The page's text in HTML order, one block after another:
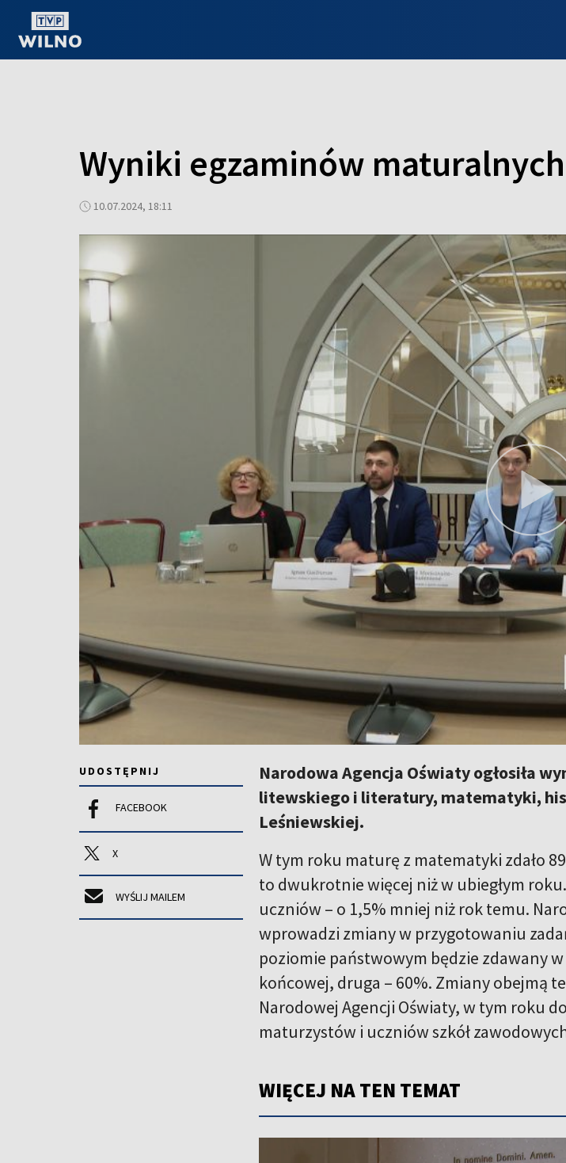
Wyniki egzaminów maturalnych
10.07.2024, 18:11
UDOSTĘPNIJ
FACEBOOK
X
WYŚLIJ MAILEM
Narodowa Agencja Oświaty ogłosiła
litewskiego i literatury, matematyki,
Leśniewskiej.
W tym roku maturę z matematyki zdało
to dwukrotnie więcej niż w ubiegłym
uczniów – o 1,5% mniej niż rok temu.
wprowadzi zmiany w przygotowaniu
poziomie państwowym będzie zdawany
końcowej, druga – 60%. Zmiany obejmą
Narodowej Agencji Oświaty, w tym roku
maturzystów i uczniów szkół
WIĘCEJ NA TEN TEMAT